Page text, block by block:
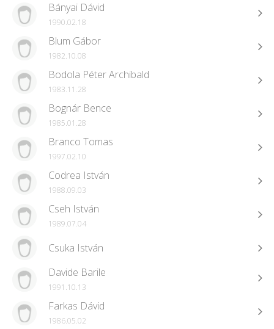
Bányai Dávid
1990.02.18
Blum Gábor
1982.10.08
Bodola Péter Archibald
1983.11.28
Bognár Bence
1985.01.28
Branco Tomas
1997.02.10
Codrea István
1988.09.03
Cseh István
1989.07.04
Csuka István
Davide Barile
1991.10.13
Farkas Dávid
1986.05.02